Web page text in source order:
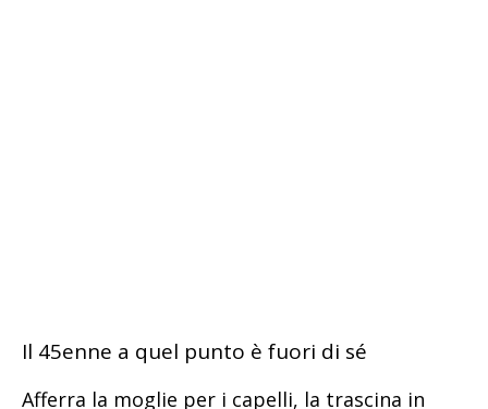
Il 45enne a quel punto è fuori di sé
Afferra la moglie per i capelli, la trascina in